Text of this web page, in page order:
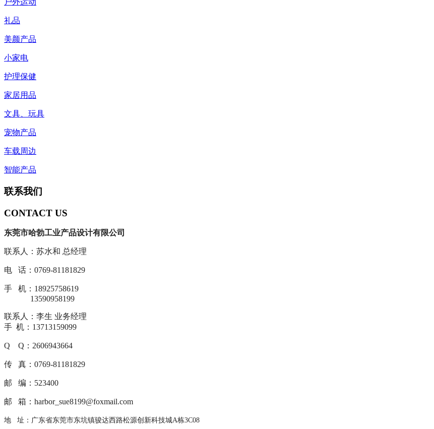
户外运动
礼品
美颜产品
小家电
护理保健
家居用品
文具、玩具
宠物产品
车载周边
智能产品
联系我们
CONTACT US
东莞市哈勃工业产品设计有限公司
联系人：苏水和 总经理
电 话：0769-81181829
手 机：18925758619
13590958199
联系人：李生 业务经理
手 机：13713159099
Q Q：2606943664
传 真：0769-81181829
邮 编：523400
邮 箱：harbor_sue8199@foxmail.com
地 址：广东省东莞市东坑镇骏达西路松源创新科技城A栋3C08